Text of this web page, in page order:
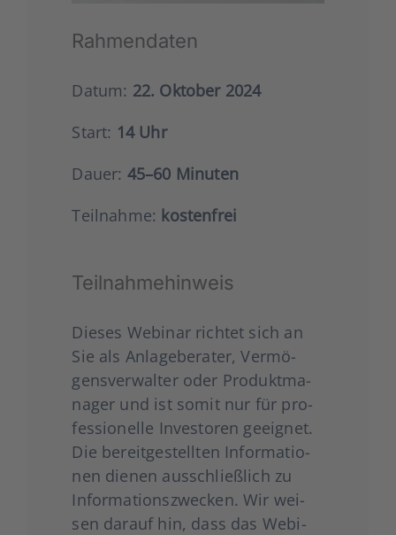
Rah­men­da­ten
Datum: 22. Okto­ber 2024
Start: 14 Uhr
Dau­er: 45–60 Minu­ten
Teil­nah­me: kos­ten­frei
Teil­nah­me­hin­weis
Die­ses Web­i­nar rich­tet sich an
Sie als Anla­ge­be­ra­ter, Ver­mö­
gens­ver­wal­ter oder Pro­dukt­ma­
na­ger und ist somit nur für pro­
fes­sio­nel­le Inves­to­ren geeig­net.
Die bereit­ge­stell­ten Infor­ma­tio­
nen die­nen aus­schließ­lich zu
Infor­ma­ti­ons­zwe­cken. Wir wei­
sen dar­auf hin, dass das Web­i­